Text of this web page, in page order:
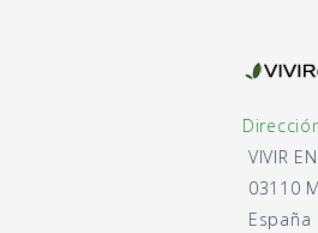
VIVIR
03110
España